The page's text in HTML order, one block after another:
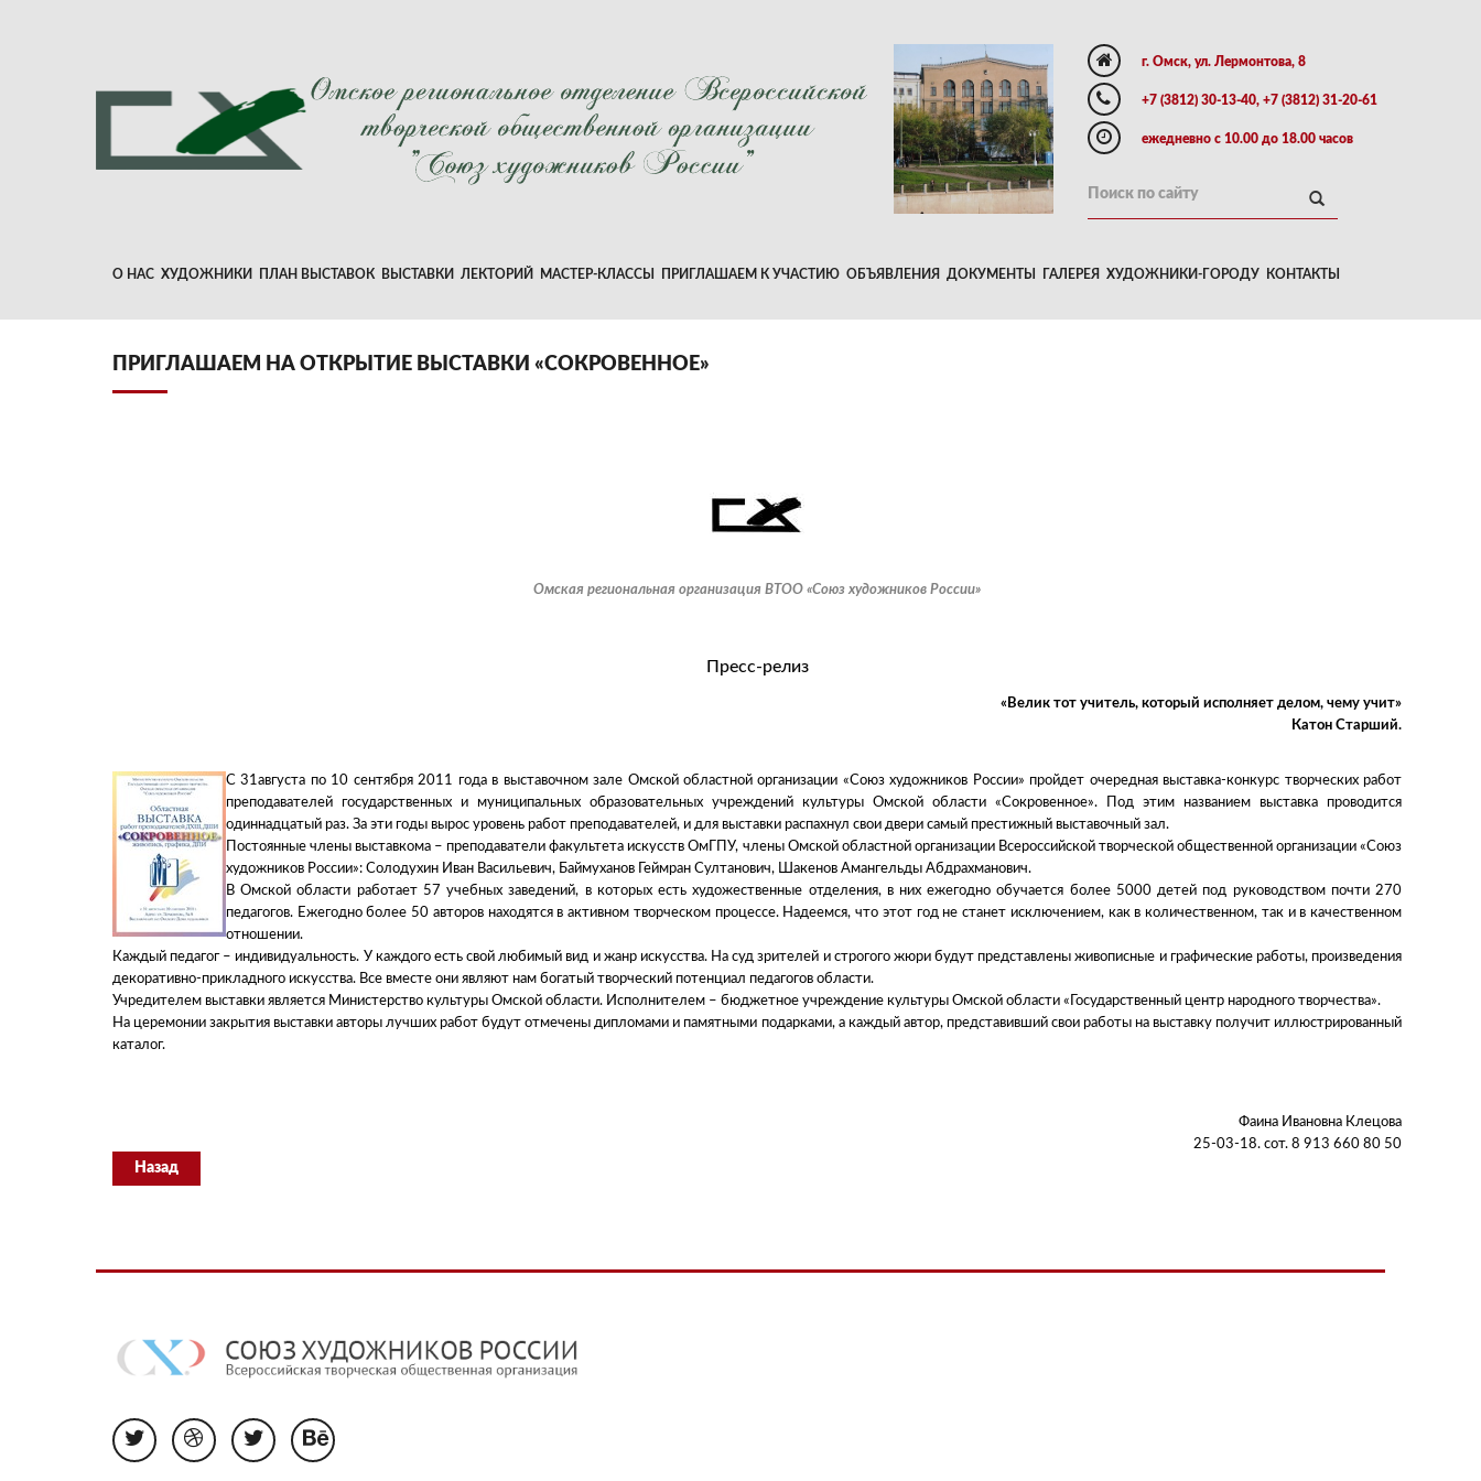
г. Омск, ул. Лермонтова, 8
+7 (3812) 30-13-40, +7 (3812) 31-20-61
ежедневно с 10.00 до 18.00 часов
О НАС ХУДОЖНИКИ ПЛАН ВЫСТАВОК ВЫСТАВКИ ЛЕКТОРИЙ МАСТЕР-КЛАССЫ ПРИГЛАШАЕМ К УЧАСТИЮ ОБЪЯВЛЕНИЯ ДОКУМЕНТЫ ГАЛЕРЕЯ ХУДОЖНИКИ-ГОРОДУ КОНТАКТЫ
ПРИГЛАШАЕМ НА ОТКРЫТИЕ ВЫСТАВКИ «СОКРОВЕННОЕ»
Омская региональная организация ВТОО «Союз художников России»
Пресс-релиз
«Велик тот учитель, который исполняет делом, чему учит»
Катон Старший.
С 31августа по 10 сентября 2011 года в выставочном зале Омской областной организации «Союз художников России» пройдет очередная выставка-конкурс творческих работ
преподавателей государственных и муниципальных образовательных учреждений культуры Омской области «Сокровенное». Под этим названием выставка проводится
одиннадцатый раз. За эти годы вырос уровень работ преподавателей, и для выставки распахнул свои двери самый престижный выставочный зал.
Постоянные члены выставкома – преподаватели факультета искусств ОмГПУ, члены Омской областной организации Всероссийской творческой общественной организации «Союз
художников России»: Солодухин Иван Васильевич, Баймуханов Геймран Султанович, Шакенов Амангельды Абдрахманович.
В Омской области работает 57 учебных заведений, в которых есть художественные отделения, в них ежегодно обучается более 5000 детей под руководством почти 270
педагогов. Ежегодно более 50 авторов находятся в активном творческом процессе. Надеемся, что этот год не станет исключением, как в количественном, так и в качественном
отношении.
Каждый педагог – индивидуальность. У каждого есть свой любимый вид и жанр искусства. На суд зрителей и строгого жюри будут представлены живописные и графические работы, произведения
декоративно-прикладного искусства. Все вместе они являют нам богатый творческий потенциал педагогов области.
Учредителем выставки является Министерство культуры Омской области. Исполнителем – бюджетное учреждение культуры Омской области «Государственный центр народного творчества».
На церемонии закрытия выставки авторы лучших работ будут отмечены дипломами и памятными подарками, а каждый автор, представивший свои работы на выставку получит иллюстрированный
каталог.
Фаина Ивановна Клецова
25-03-18. сот. 8 913 660 80 50
Назад